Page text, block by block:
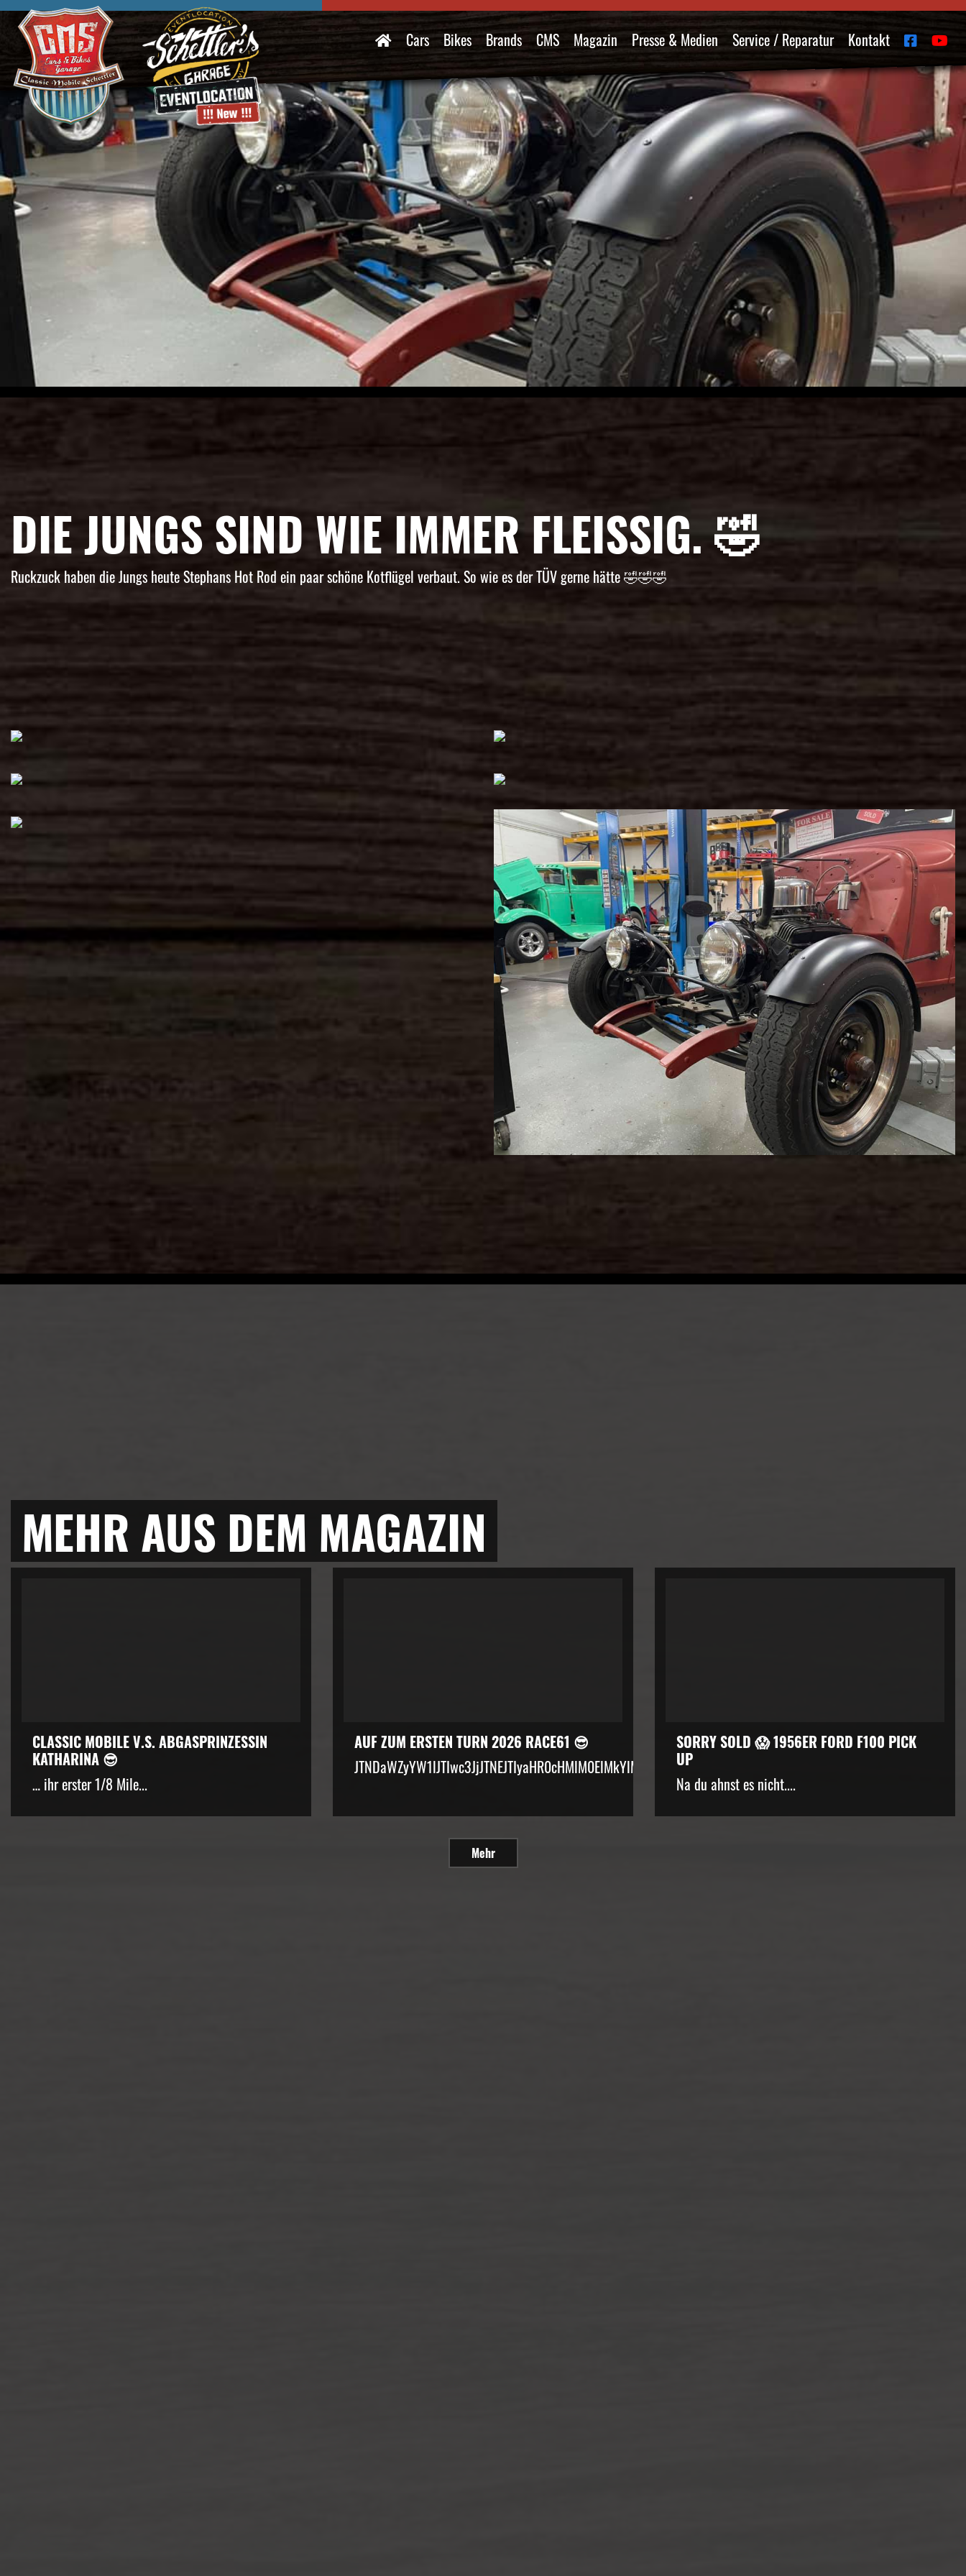
DIE JUNGS SIND WIE IMMER FLEISSIG. 🤣
Ruckzuck haben die Jungs heute Stephans Hot Rod ein paar schöne Kotflügel verbaut. So wie es der TÜV gerne hätte 🤣🤣🤣
MEHR AUS DEM MAGAZIN
CLASSIC MOBILE V.S. ABGASPRINZESSIN
KATHARINA 😎
… ihr erster 1/8 Mile...
AUF ZUM ERSTEN TURN 2026 RACE61 😎
SORRY SOLD 😱 1956ER FORD F100 PICK
UP
Na du ahnst es nicht....
Mehr
Cars Bikes Brands CMS Magazin Presse & Medien Service / Reparatur Kontakt